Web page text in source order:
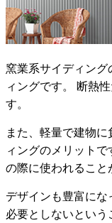
窯業系サイディン
ィングです。 断熱
す。
また、軽量で建物
ィングのメリット
の際に使われること
デザインも豊富に
必要としないという